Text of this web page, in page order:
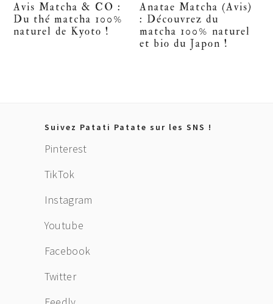
Avis Matcha & CO :
Du thé matcha 100%
naturel de Kyoto !
Anatae Matcha (Avis)
: Découvrez du
matcha 100% naturel
et bio du Japon !
FooterSuivez Patati Patate sur les SNS !
Pinterest
TikTok
Instagram
Youtube
Facebook
Twitter